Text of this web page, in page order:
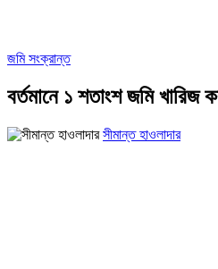
Posted
জমি সংক্রান্ত
বর্তমানে ১ শতাংশ জমি
Posted
সীমান্ত হাওলাদার